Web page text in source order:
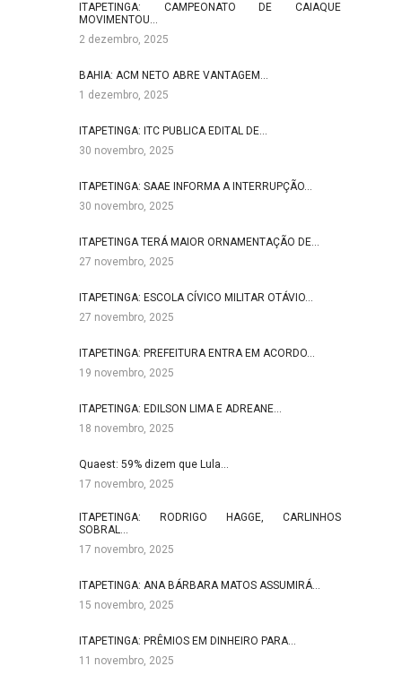
ITAPETINGA: CAMPEONATO DE CAIAQUE
MOVIMENTOU…
2 dezembro, 2025
BAHIA: ACM NETO ABRE VANTAGEM…
1 dezembro, 2025
ITAPETINGA: ITC PUBLICA EDITAL DE…
30 novembro, 2025
ITAPETINGA: SAAE INFORMA A INTERRUPÇÃO…
30 novembro, 2025
ITAPETINGA TERÁ MAIOR ORNAMENTAÇÃO DE…
27 novembro, 2025
ITAPETINGA: ESCOLA CÍVICO MILITAR OTÁVIO…
27 novembro, 2025
ITAPETINGA: PREFEITURA ENTRA EM ACORDO…
19 novembro, 2025
ITAPETINGA: EDILSON LIMA E ADREANE…
18 novembro, 2025
Quaest: 59% dizem que Lula…
17 novembro, 2025
ITAPETINGA: RODRIGO HAGGE, CARLINHOS
SOBRAL…
17 novembro, 2025
ITAPETINGA: ANA BÁRBARA MATOS ASSUMIRÁ…
15 novembro, 2025
ITAPETINGA: PRÊMIOS EM DINHEIRO PARA…
11 novembro, 2025